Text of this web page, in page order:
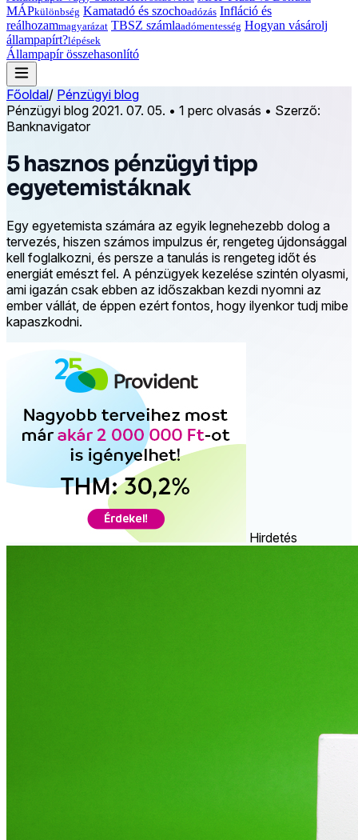
MÁPkülönbség Kamatadó és szochoadózás Infláció és
reálhozammagyarázat TBSZ számlaadómentesség Hogyan vásárolj
állampapírt?lépések
Állampapír összehasonlító
Főoldal/ Pénzügyi blog
Pénzügyi blog 2021. 07. 05. • 1 perc olvasás • Szerző:
Banknavigator
5 hasznos pénzügyi tipp
egyetemistáknak
Egy egyetemista számára az egyik legnehezebb dolog a
tervezés, hiszen számos impulzus ér, rengeteg újdonsággal
kell foglalkozni, és persze a tanulás is rengeteg időt és
energiát emészt fel. A pénzügyek kezelése szintén olyasmi,
ami igazán csak ebben az időszakban kezdi nyomni az
ember vállát, de éppen ezért fontos, hogy ilyenkor tudj mibe
kapaszkodni.
Hirdetés